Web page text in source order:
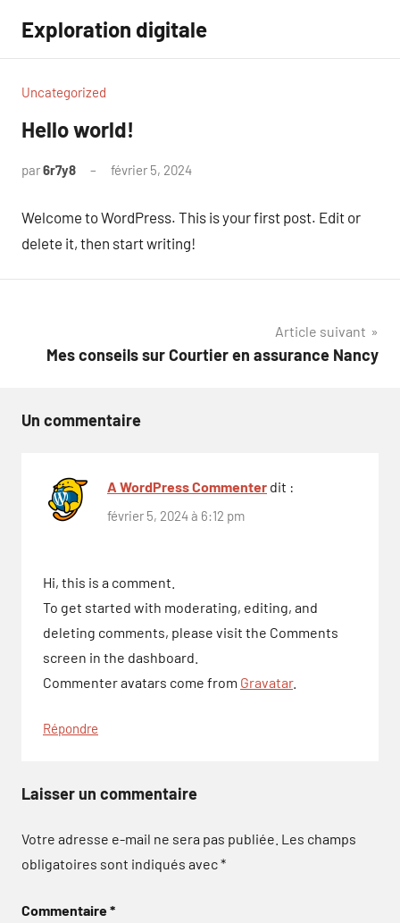
contenu
Exploration digitale
Uncategorized
Hello world!
par6r7y8 février 5, 2024
Welcome to WordPress. This is your first post. Edit or
delete it, then start writing!
de
Article suivant
Mes conseils sur Courtier en assurance Nancy
Un commentaire
A WordPress Commenter dit :
février 5, 2024 à 6:12 pm
Hi, this is a comment.
To get started with moderating, editing, and
deleting comments, please visit the Comments
screen in the dashboard.
Commenter avatars come from Gravatar.
Répondre
Laisser un commentaire
Votre adresse e-mail ne sera pas publiée. Les champs
obligatoires sont indiqués avec*
Commentaire*